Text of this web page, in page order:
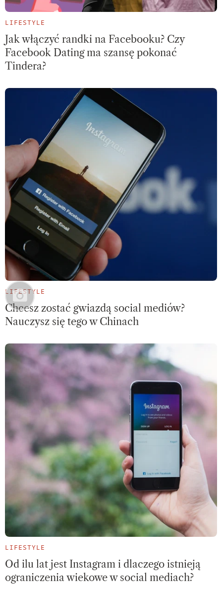
LIFESTYLE
Jak włączyć randki na Facebooku? Czy
Facebook Dating ma szansę pokonać
Tindera?
LIFESTYLE
Chcesz zostać gwiazdą social mediów?
Nauczysz się tego w Chinach
LIFESTYLE
Od ilu lat jest Instagram i dlaczego istnieją
ograniczenia wiekowe w social mediach?